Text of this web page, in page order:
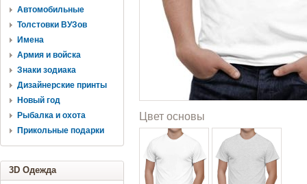
Автомобильные
Толстовки ВУЗов
Имена
Армия и войска
Знаки зодиака
Дизайнерские принты
Новый год
Рыбалка и охота
Прикольные подарки
3D Одежда
Цвет основы